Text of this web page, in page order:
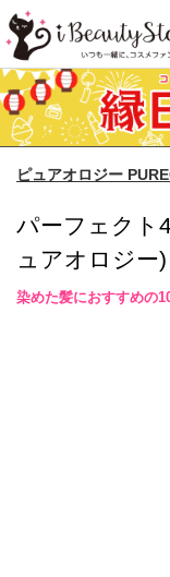
ピュアオロジー
パーフェクト
ュアオロジー)
染めた髪におすすめの